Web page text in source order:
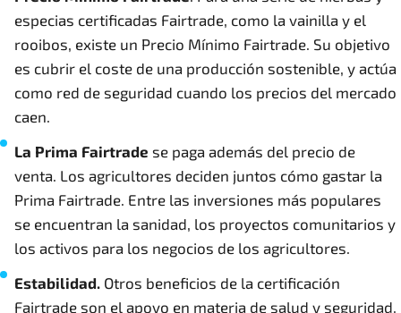
especias certificadas Fairtrade, como la vainilla y el
rooibos, existe un Precio Mínimo Fairtrade. Su objetivo
es cubrir el coste de una producción sostenible, y actúa
como red de seguridad cuando los precios del mercado
caen.
La Prima Fairtrade se paga además del precio de
venta. Los agricultores deciden juntos cómo gastar la
Prima Fairtrade. Entre las inversiones más populares
se encuentran la sanidad, los proyectos comunitarios y
los activos para los negocios de los agricultores.
Estabilidad. Otros beneficios de la certificación
Fairtrade son el apoyo en materia de salud y seguridad,